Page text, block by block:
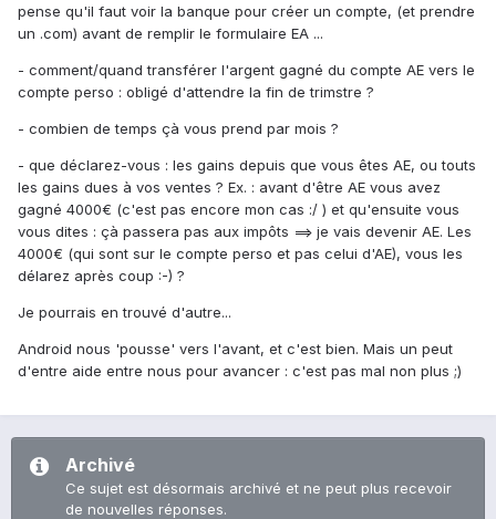
pense qu'il faut voir la banque pour créer un compte, (et prendre
un .com) avant de remplir le formulaire EA ...
- comment/quand transférer l'argent gagné du compte AE vers le
compte perso : obligé d'attendre la fin de trimstre ?
- combien de temps çà vous prend par mois ?
- que déclarez-vous : les gains depuis que vous êtes AE, ou touts
les gains dues à vos ventes ? Ex. : avant d'être AE vous avez
gagné 4000€ (c'est pas encore mon cas :/ ) et qu'ensuite vous
vous dites : çà passera pas aux impôts ==> je vais devenir AE. Les
4000€ (qui sont sur le compte perso et pas celui d'AE), vous les
délarez après coup :-) ?
Je pourrais en trouvé d'autre...
Android nous 'pousse' vers l'avant, et c'est bien. Mais un peut
d'entre aide entre nous pour avancer : c'est pas mal non plus ;)
Archivé
Ce sujet est désormais archivé et ne peut plus recevoir
de nouvelles réponses.